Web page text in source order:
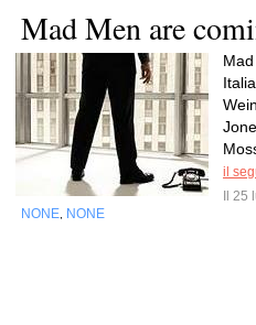
Mad Men are
il
Il
NONE NONE